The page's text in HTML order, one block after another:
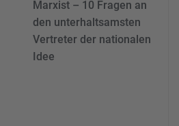
Marxist – 10 Fragen an
den unterhaltsamsten
Vertreter der nationalen
Idee